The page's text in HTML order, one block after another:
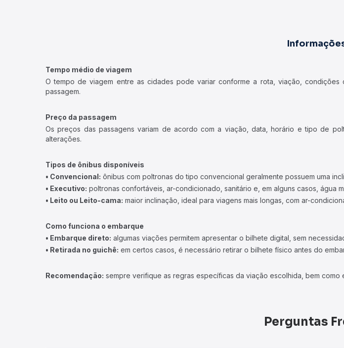
Tempo médio de viagem
O tempo de viagem entre as cidades pode variar conforme a rota, viação,
passagem.
Preço da passagem
Os preços das passagens variam de acordo com a viação, data, horário e tipo de
alterações.
Tipos de ônibus disponíveis
• Convencional: ônibus com poltronas do tipo convencional geralmente possuem uma
• Executivo: poltronas confortáveis, ar-condicionado, sanitário e, em alguns casos, água
• Leito ou Leito-cama: maior inclinação, ideal para viagens mais longas, com ar-
Como funciona o embarque
• Embarque direto: algumas viações permitem apresentar o bilhete digital, sem
• Retirada no guichê: em certos casos, é necessário retirar o bilhete físico antes do
Recomendação: sempre verifique as regras específicas da viação escolhida, bem como
Perguntas